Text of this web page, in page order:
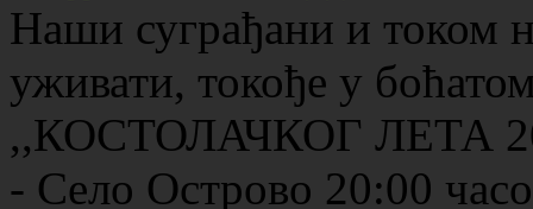
Наши суграђани и током
уживати, токође у
,,КОСТОЛАЧКОГ ЛЕТА
- Село Острово 20:00